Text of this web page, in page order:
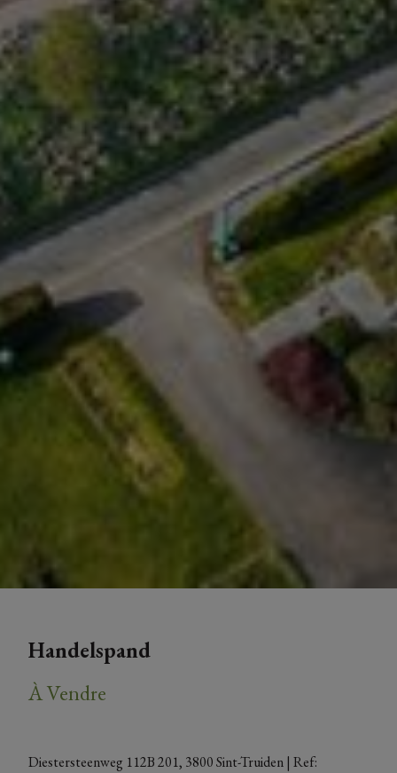
Handelspand
À Vendre
Diestersteenweg 112B 201, 3800 Sint-Truiden| Ref: